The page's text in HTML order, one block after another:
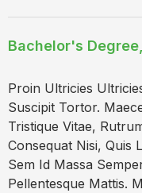
Bachelor's Degree,
Proin Ultricies
Suscipit Tortor.
Tristique Vitae,
Consequat Nisi, Quis
Sem Id Massa
Pellentesque Mattis.